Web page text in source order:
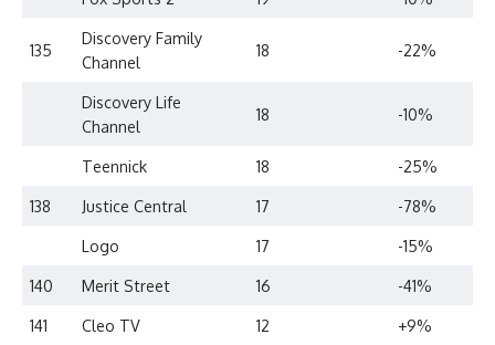
135
Discovery Family
Channel
18 -22%
Discovery Life
Channel
18 -10%
Teennick 18
-25%
138
Justice Central 17
-78%
Logo
17
-15%
140
Merit Street 16
-41%
141
Cleo TV 12
+9%